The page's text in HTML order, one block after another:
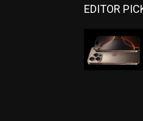
EDITOR